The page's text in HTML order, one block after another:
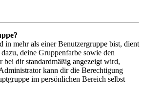
in mehr als einer Benutzergruppe bist, dient
deine Gruppenfarbe sowie den
bei dir standardmäßig angezeigt wird,
kann dir die Berechtigung
im persönlichen Bereich selbst